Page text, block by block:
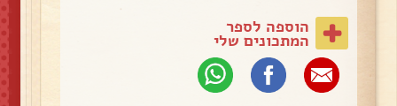
הוספה לספר
המתכונים שלי